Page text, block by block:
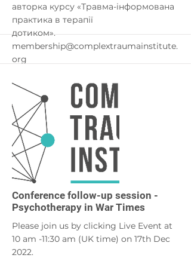
авторка курсу «Травма-інформована
практика в терапії
дотиком».
membership@complextraumainstitute.
org
Сертифікати будуть додані 15 грудня,
вам потрібно буде заповнити
коротку форму зворотного зв’язку, і
ви отримаєте авторизовану
електронну пошту з вашим
сертифікатом (перевірте папку зі
спамом
More
Conference follow-up session -
Psychotherapy in War Times
Please join us by clicking Live Event at
10 am -11:30 am (UK time) on 17th Dec
2022.